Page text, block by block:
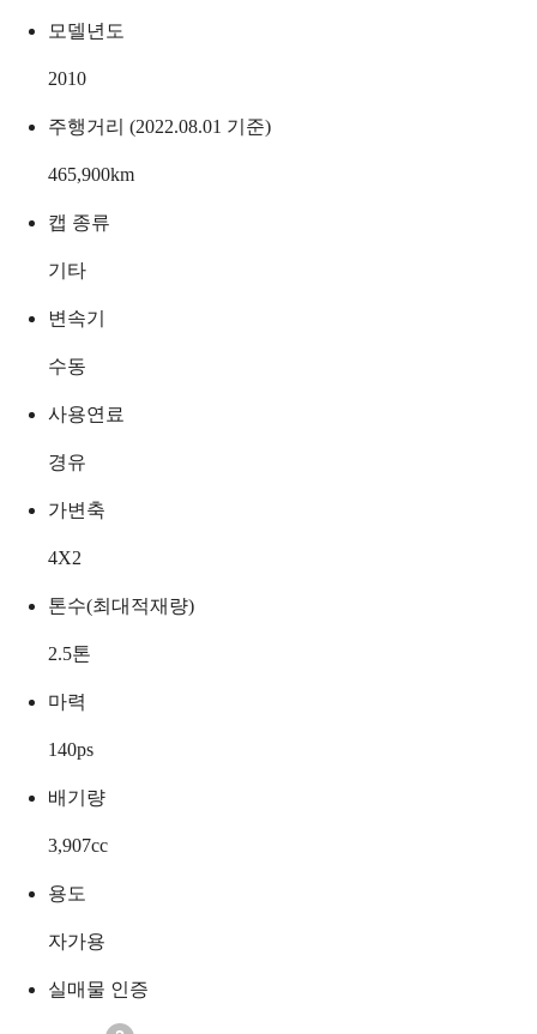
모델년도
2010
주행거리 (2022.08.01 기준)
465,900km
캡 종류
기타
변속기
수동
사용연료
경유
가변축
4X2
톤수(최대적재량)
2.5톤
마력
140ps
배기량
3,907cc
용도
자가용
실매물 인증